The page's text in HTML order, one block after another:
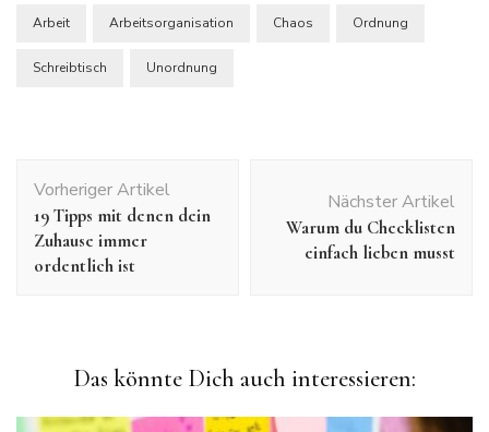
Arbeit Arbeitsorganisation Chaos Ordnung
Schreibtisch Unordnung
Vorheriger Artikel
19 Tipps mit denen dein
Zuhause immer
ordentlich ist
Nächster Artikel
Warum du Checklisten
einfach lieben musst
Das könnte Dich auch interessieren: